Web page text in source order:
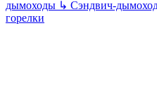
дымоходы ↳ Сэндвич-
горелки